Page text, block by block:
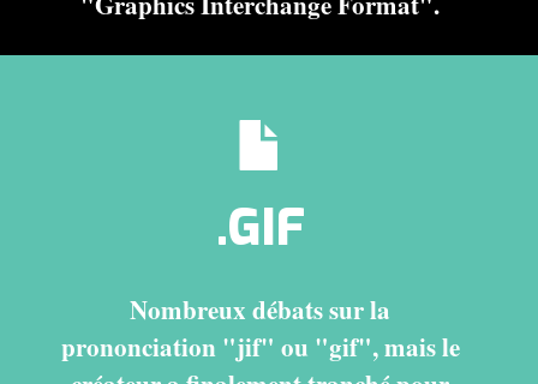
.GIF
Nombreux débats sur la
prononciation "jif" ou "gif", mais le